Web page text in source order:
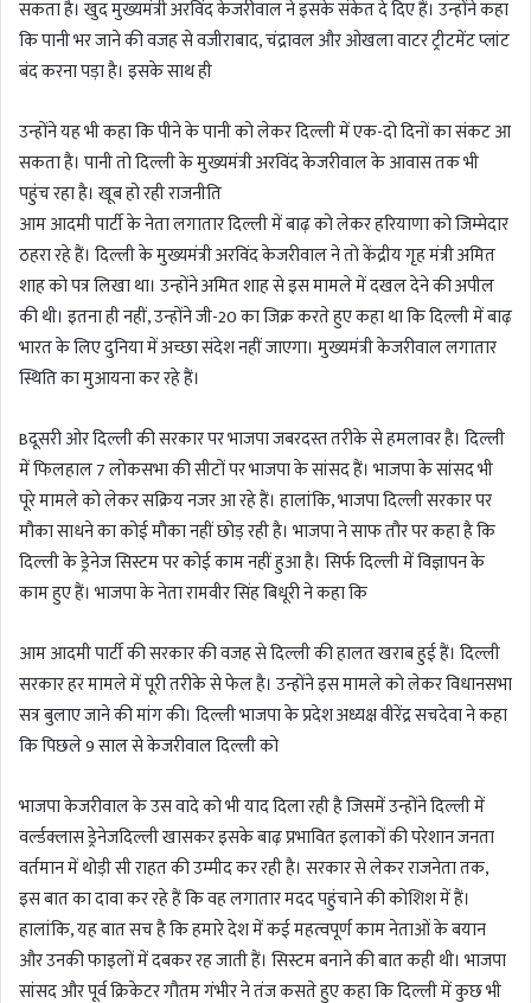
सकता है। खुद मुख्यमंत्री अरविंद केजरीवाल ने इसके संकेत दे दिए हैं। उन्होंने कहा
कि पानी भर जाने की वजह से वजीराबाद, चंद्रावल और ओखला वाटर ट्रीटमेंट प्लांट
बंद करना पड़ा है। इसके साथ ही
उन्होंने यह भी कहा कि पीने के पानी को लेकर दिल्ली में एक-दो दिनों का संकट आ
सकता है। पानी तो दिल्ली के मुख्यमंत्री अरविंद केजरीवाल के आवास तक भी
पहुंच रहा है। खूब हो रही राजनीति
आम आदमी पार्टी के नेता लगातार दिल्ली में बाढ़ को लेकर हरियाणा को जिम्मेदार
ठहरा रहे हैं। दिल्ली के मुख्यमंत्री अरविंद केजरीवाल ने तो केंद्रीय गृह मंत्री अमित
शाह को पत्र लिखा था। उन्होंने अमित शाह से इस मामले में दखल देने की अपील
की थी। इतना ही नहीं, उन्होंने जी-20 का जिक्र करते हुए कहा था कि दिल्ली में बाढ़
भारत के लिए दुनिया में अच्छा संदेश नहीं जाएगा। मुख्यमंत्री केजरीवाल लगातार
स्थिति का मुआयना कर रहे हैं।
Bदूसरी ओर दिल्ली की सरकार पर भाजपा जबरदस्त तरीके से हमलावर है। दिल्ली
में फिलहाल 7 लोकसभा की सीटों पर भाजपा के सांसद हैं। भाजपा के सांसद भी
पूरे मामले को लेकर सक्रिय नजर आ रहे हैं। हालांकि, भाजपा दिल्ली सरकार पर
मौका साधने का कोई मौका नहीं छोड़ रही है। भाजपा ने साफ तौर पर कहा है कि
दिल्ली के ड्रेनेज सिस्टम पर कोई काम नहीं हुआ है। सिर्फ दिल्ली में विज्ञापन के
काम हुए हैं। भाजपा के नेता रामवीर सिंह बिधूरी ने कहा कि
आम आदमी पार्टी की सरकार की वजह से दिल्ली की हालत खराब हुई हैं। दिल्ली
सरकार हर मामले में पूरी तरीके से फेल है। उन्होंने इस मामले को लेकर विधानसभा
सत्र बुलाए जाने की मांग की। दिल्ली भाजपा के प्रदेश अध्यक्ष वीरेंद्र सचदेवा ने कहा
कि पिछले 9 साल से केजरीवाल दिल्ली को
भाजपा केजरीवाल के उस वादे को भी याद दिला रही है जिसमें उन्होंने दिल्ली में
वर्ल्डक्लास ड्रेनेजदिल्ली खासकर इसके बाढ़ प्रभावित इलाकों की परेशान जनता
वर्तमान में थोड़ी सी राहत की उम्मीद कर रही है। सरकार से लेकर राजनेता तक,
इस बात का दावा कर रहे हैं कि वह लगातार मदद पहुंचाने की कोशिश में हैं।
हालांकि, यह बात सच है कि हमारे देश में कई महत्वपूर्ण काम नेताओं के बयान
और उनकी फाइलों में दबकर रह जाती हैं। सिस्टम बनाने की बात कही थी। भाजपा
सांसद और पूर्व क्रिकेटर गौतम गंभीर ने तंज कसते हुए कहा कि दिल्ली में कुछ भी